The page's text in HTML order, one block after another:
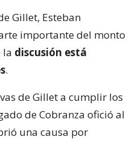
Gillet, Esteban
importante del monto
la discusión está
.
de Gillet a cumplir los
de Cobranza ofició al
una causa por